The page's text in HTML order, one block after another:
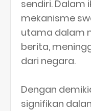
sendiri. Dalam
mekanisme
utama dalam
berita,
dari negara.
Dengan
signifikan